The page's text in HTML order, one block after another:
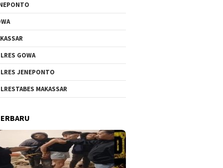
GOWA
JENEPONTO
MAKASSAR